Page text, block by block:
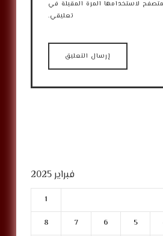
لاستخدامها المرة المقبلة في
تعليقي.
فبراير 2025
1
5
6
7
8